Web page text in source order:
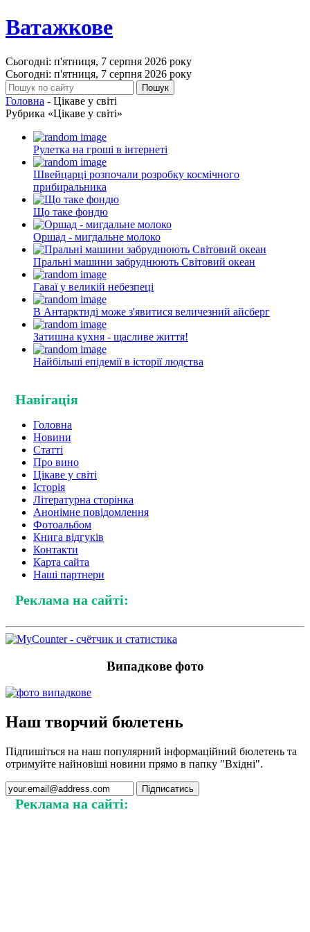
Ватажкове
Сьогодні: п'ятниця, 7 серпня 2026 року
Сьогодні: п'ятниця, 7 серпня 2026 року
Головна - Цікаве у світі
Рубрика «Цікаве у світі»
Рулетка на гроші в інтернеті
Швейцарці розпочали розробку космічного
прибиральника
Що таке фондю
Оршад - мигдальне молоко
Пральні машини забруднюють Світовий океан
Гаваї у великій небезпеці
В Антарктиді може з'явитися величезний айсберг
Затишна кухня - щасливе життя!
Найбільші епідемії в історії людства
Навігація
Головна
Новини
Статті
Про вино
Цікаве у світі
Історія
Літературна сторінка
Анонімне повідомлення
Фотоальбом
Книга відгуків
Контакти
Карта сайта
Наші партнери
Реклама на сайті:
Випадкове фото
Наш творчий бюлетень
Підпишіться на наш популярний інформаційний бюлетень та
отримуйте найновіші новини прямо в папку "Вхідні".
Реклама на сайті: